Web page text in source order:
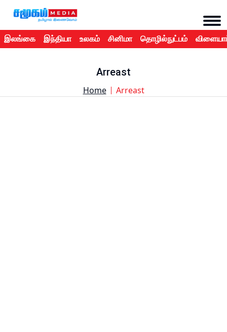
இலங்கை இந்தியா உலகம் சினிமா தொழில்நுட்பம்
Arreast
Home Arreast